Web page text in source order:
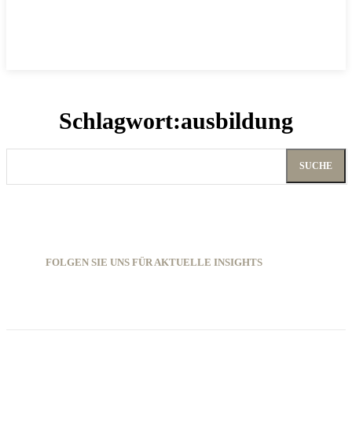
Schlagwort:ausbildung
SUCHE
FOLGEN SIE UNS FÜR AKTUELLE INSIGHTS